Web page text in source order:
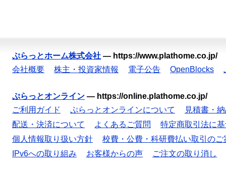
ぷらっとホーム株式会社 — https://www.plathome.co.jp/
会社概要
株主・投資家情報 電子公告 OpenBlocks
ぷらっとオンライン — https://online.plathome.co.jp/
ご利用ガイド
ぷらっとオンラインについて
見積書・
配送・決済について
よくあるご質問
特定商取引法に
個人情報取り扱い方針
校費・公費・科研費払い取引のご
IPv6への取り組み
お客様からの声 ご注文の取り消し